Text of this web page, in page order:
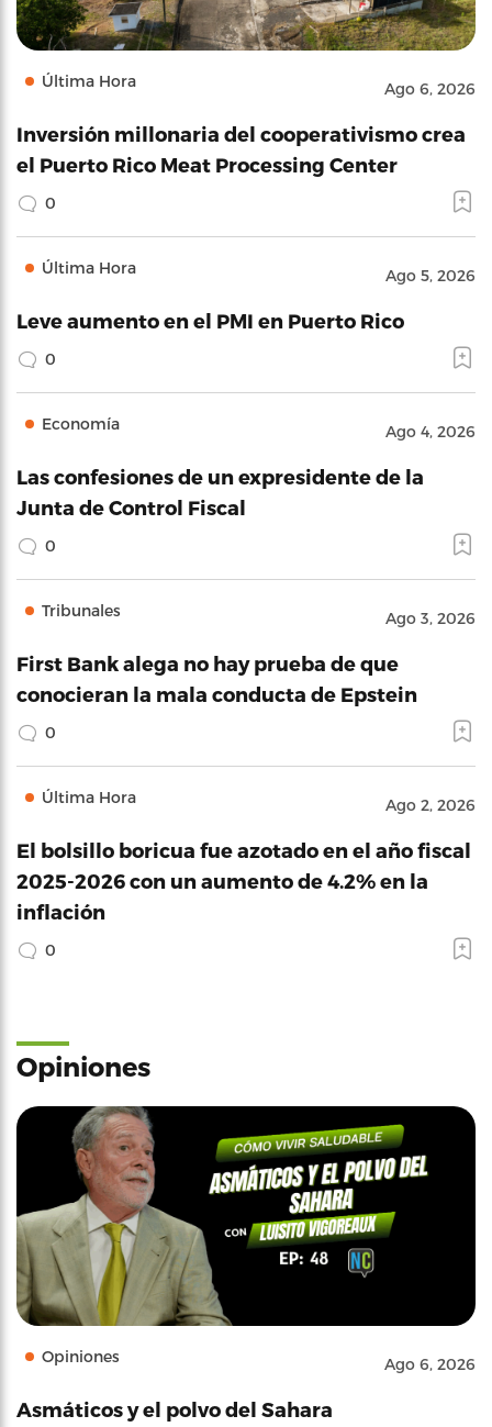
Última Hora Ago 6, 2026
Inversión millonaria del cooperativismo crea
el Puerto Rico Meat Processing Center
0
Última Hora Ago 5, 2026
Leve aumento en el PMI en Puerto Rico
0
Economía Ago 4, 2026
Las confesiones de un expresidente de la
Junta de Control Fiscal
0
Tribunales Ago 3, 2026
First Bank alega no hay prueba de que
conocieran la mala conducta de Epstein
0
Última Hora Ago 2, 2026
El bolsillo boricua fue azotado en el año fiscal
2025-2026 con un aumento de 4.2% en la
inflación
0
Opiniones
Opiniones Ago 6, 2026
Asmáticos y el polvo del Sahara